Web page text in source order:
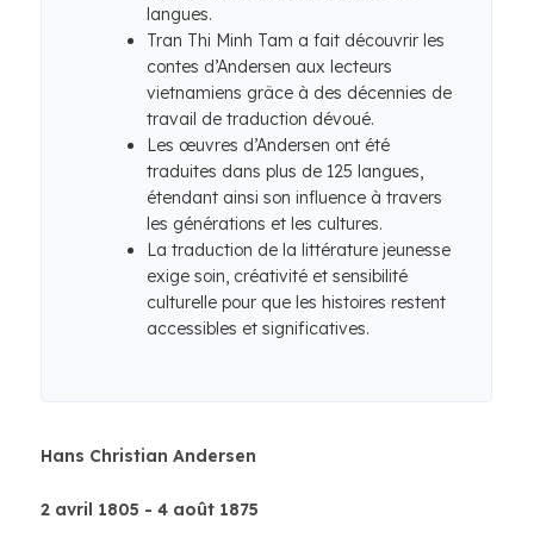
langues.
Tran Thi Minh Tam a fait découvrir les
contes d’Andersen aux lecteurs
vietnamiens grâce à des décennies de
travail de traduction dévoué.
Les œuvres d’Andersen ont été
traduites dans plus de 125 langues,
étendant ainsi son influence à travers
les générations et les cultures.
La traduction de la littérature jeunesse
exige soin, créativité et sensibilité
culturelle pour que les histoires restent
accessibles et significatives.
Hans Christian Andersen
2 avril 1805 - 4 août 1875